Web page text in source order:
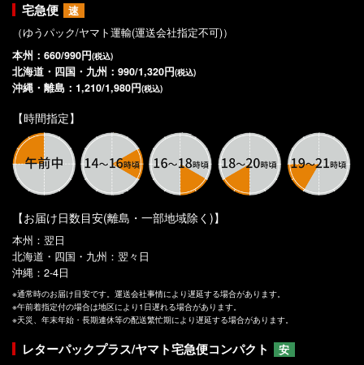
宅急便
速
（ゆうパック/ヤマト運輸(運送会社指定不可)）
本州：660/990円(税込)
北海道・四国・九州：990/1,320円(税込)
沖縄・離島：1,210/1,980円(税込)
【時間指定】
【お届け日数目安(離島・一部地域除く)】
本州：翌日
北海道・四国・九州：翌々日
沖縄：2-4日
※通常時のお届け目安です。運送会社事情により遅延する場合があります。
※午前着指定付の場合は地区により1日遅れる場合があります。
※天災、年末年始・長期連休等の配送繁忙期により遅延する場合があります。
レターパックプラス/ヤマト宅急便コンパクト
安